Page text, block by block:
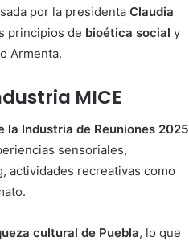
por la presidenta Claudia
principios de bioética social y
Armenta.
MICE
la Industria de Reuniones 2025
sensoriales,
actividades recreativas como
cultural de Puebla, lo que